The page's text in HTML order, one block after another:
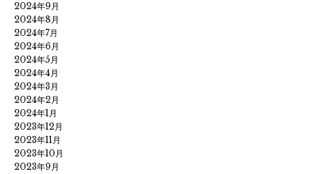
2024年9月
2024年8月
2024年7月
2024年6月
2024年5月
2024年4月
2024年3月
2024年2月
2024年1月
2023年12月
2023年11月
2023年10月
2023年9月